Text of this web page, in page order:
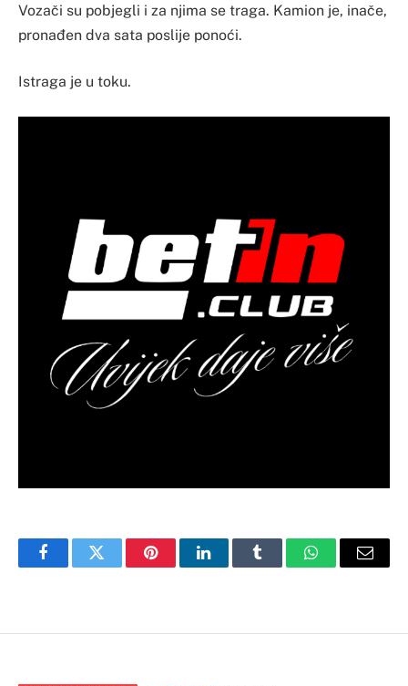
Vozači su pobjegli i za njima se traga. Kamion je, inače,
pronađen dva sata poslije ponoći.
Istraga je u toku.
FacebookTwitter PinterestLinkedInTumblr WhatsAppEmail